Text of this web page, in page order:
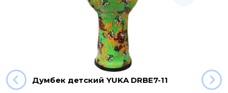
Думбек детский YUKA DRBE7-11